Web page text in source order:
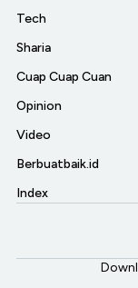
Tech
Sharia
Cuap Cuap Cuan
Opinion
Video
Berbuatbaik.id
Index